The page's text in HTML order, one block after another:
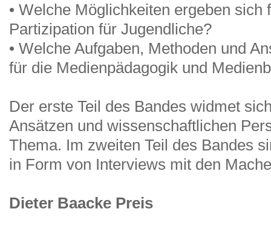
• Welche Möglichkeiten ergeben sich
Partizipation für Jugendliche?
• Welche Aufgaben, Methoden und
für die Medienpädagogik und
Der erste Teil des Bandes widmet
Ansätzen und wissenschaftlichen
Thema. Im zweiten Teil des Bandes
in Form von Interviews mit den
Dieter Baacke Preis